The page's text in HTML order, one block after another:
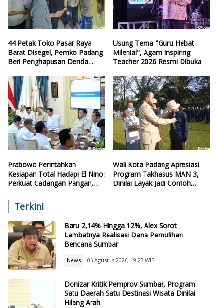
44 Petak Toko Pasar Raya
Barat Disegel, Pemko Padang
Beri Penghapusan Denda
Usung Tema "Guru Hebat
Milenial", Agam Inspiring
Teacher 2026 Resmi Dibuka
Prabowo Perintahkan
Kesiapan Total Hadapi El Nino:
Perkuat Cadangan Pangan,
Wali Kota Padang Apresiasi
Program Takhasus MAN 3,
Dinilai Layak Jadi Contoh
Terkini
Baru 2,14% Hingga 12%, Alex Sorot
Lambatnya Realisasi Dana Pemulihan
Bencana Sumbar
News 06 Agustus 2026, 19:23 WIB
Donizar Kritik Pemprov Sumbar, Program
Satu Daerah Satu Destinasi Wisata Dinilai
Hilang Arah